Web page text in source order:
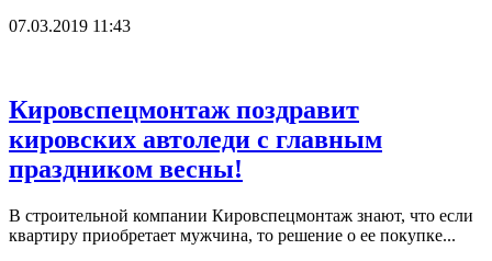
07.03.2019 11:43
Кировспецмонтаж поздравит
кировских автоледи с главным
праздником весны!
В строительной компании Кировспецмонтаж знают, что если
квартиру приобретает мужчина, то решение о ее покупке...